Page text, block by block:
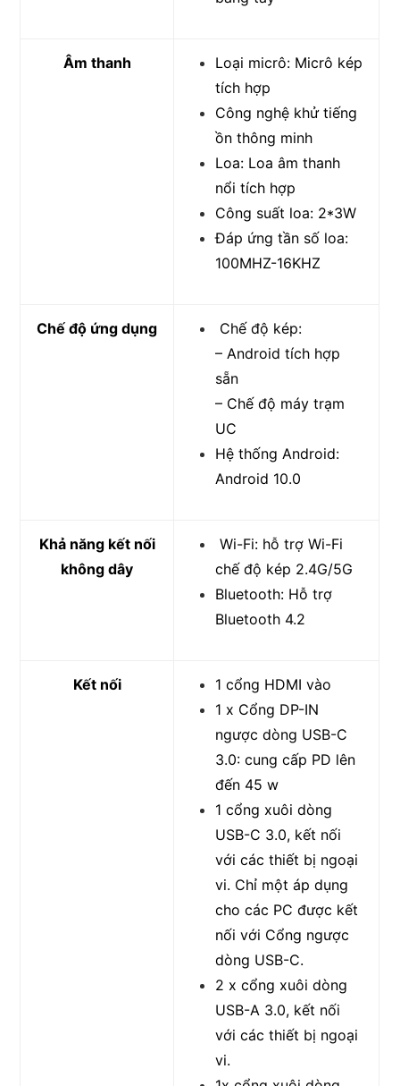
Âm thanh
Loại micrô: Micrô kép
tích hợp
Công nghệ khử tiếng
ồn thông minh
Loa: Loa âm thanh
nổi tích hợp
Công suất loa: 2*3W
Đáp ứng tần số loa:
100MHZ-16KHZ
Chế độ ứng dụng
Chế độ kép:
– Android tích hợp
sẵn
– Chế độ máy trạm
UC
Hệ thống Android:
Android 10.0
Khả năng kết nối
không dây
Wi-Fi: hỗ trợ Wi-Fi
chế độ kép 2.4G/5G
Bluetooth: Hỗ trợ
Bluetooth 4.2
Kết nối
1 cổng HDMI vào
1 x Cổng DP-IN
ngược dòng USB-C
3.0: cung cấp PD lên
đến 45 w
1 cổng xuôi dòng
USB-C 3.0, kết nối
với các thiết bị ngoại
vi. Chỉ một áp dụng
cho các PC được kết
nối với Cổng ngược
dòng USB-C.
2 x cổng xuôi dòng
USB-A 3.0, kết nối
với các thiết bị ngoại
vi.